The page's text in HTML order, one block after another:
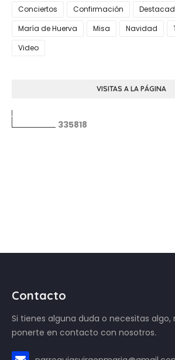
Conciertos
Confirmación
María de Huerva
Misa Navidad
Video
VISITAS A LA PÁGINA
335818
Contacto
Si tienes alguna duda o necesitas algo,
ponerte en contacto con nosotros.